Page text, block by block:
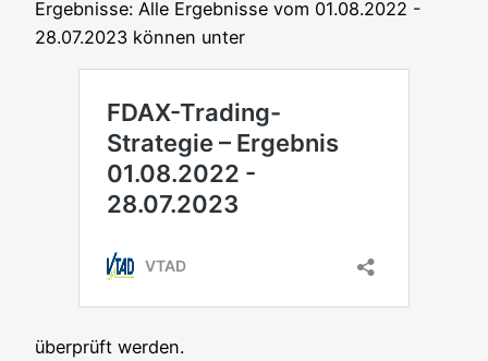
Ergeb­nis­se: Alle Ergeb­nis­se vom 01.08.2022 -
28.07.2023 kön­nen unter
über­prüft werden.